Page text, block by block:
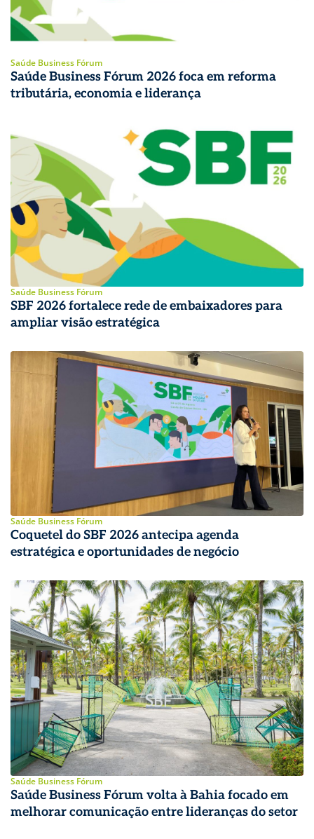
Saúde Business Fórum
Saúde Business Fórum 2026 foca em reforma
tributária, economia e liderança
Saúde Business Fórum
SBF 2026 fortalece rede de embaixadores para
ampliar visão estratégica
Saúde Business Fórum
Coquetel do SBF 2026 antecipa agenda
estratégica e oportunidades de negócio
Saúde Business Fórum
Saúde Business Fórum volta à Bahia focado em
melhorar comunicação entre lideranças do setor